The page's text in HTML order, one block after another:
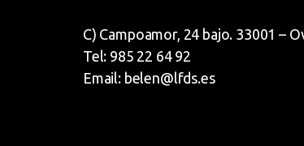
C) Campoamor, 24 bajo. 33001 –
Tel: 985 22 64 92
Email: belen@lfds.es